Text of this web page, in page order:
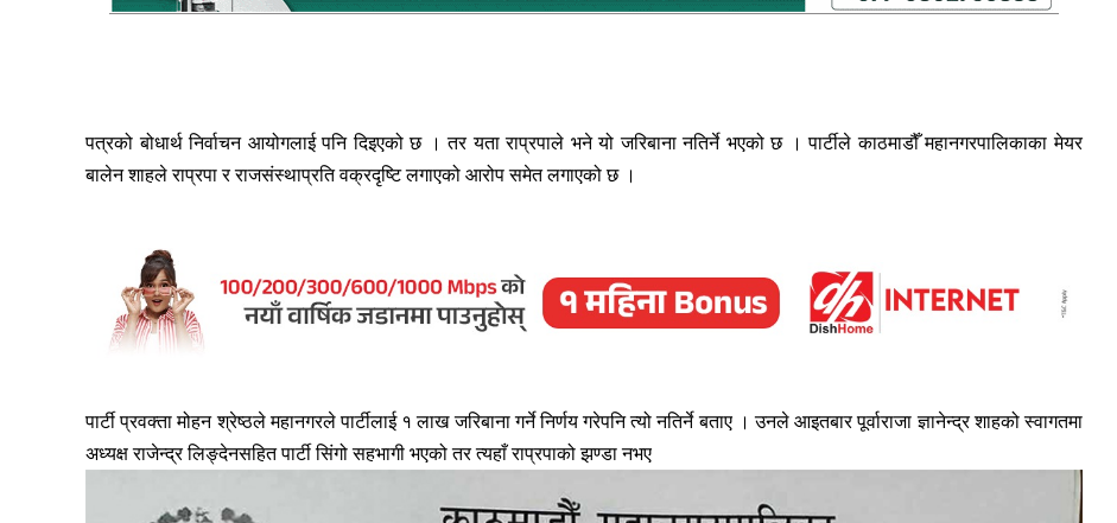
पत्रको बोधार्थ निर्वाचन आयोगलाई पनि दिइएको छ । तर यता राप्रपाले भने यो जरिबाना नतिर्ने भएको छ । पार्टीले काठमाडौँ महानगरपालिकाका मेयर
बालेन शाहले राप्रपा र राजसंस्थाप्रति वक्रदृष्टि लगाएको आरोप समेत लगाएको छ ।
पार्टी प्रवक्ता मोहन श्रेष्ठले महानगरले पार्टीलाई १ लाख जरिबाना गर्ने निर्णय गरेपनि त्यो नतिर्ने बताए । उनले आइतबार पूर्वाराजा ज्ञानेन्द्र शाहको स्वागतमा
अध्यक्ष राजेन्द्र लिङ्देनसहित पार्टी सिंगो सहभागी भएको तर त्यहाँ राप्रपाको झण्डा नभए